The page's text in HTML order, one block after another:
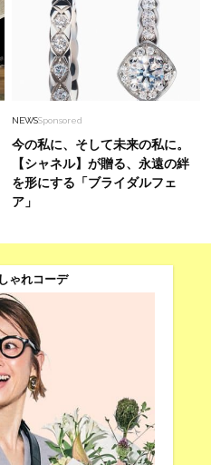
NEWSSponsored
今の私に、そして未来の私に。
【シャネル】が贈る、永遠の絆
を形にする「ブライダルフェ
ア」
ゃれコーデ